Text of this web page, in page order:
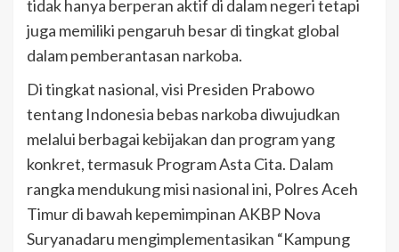
tidak hanya berperan aktif di dalam negeri tetapi
juga memiliki pengaruh besar di tingkat global
dalam pemberantasan narkoba.
Di tingkat nasional, visi Presiden Prabowo
tentang Indonesia bebas narkoba diwujudkan
melalui berbagai kebijakan dan program yang
konkret, termasuk Program Asta Cita. Dalam
rangka mendukung misi nasional ini, Polres Aceh
Timur di bawah kepemimpinan AKBP Nova
Suryanadaru mengimplementasikan “Kampung